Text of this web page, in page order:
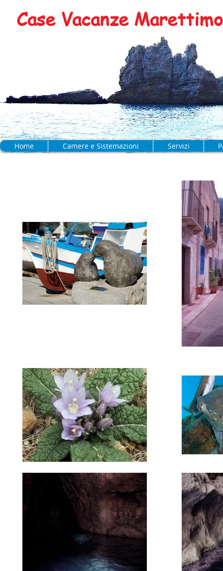
Home Camere e Sistemazioni Servizi
Case Vacanze